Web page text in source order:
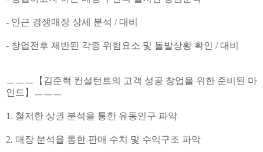
- 인근 경쟁매장 상세 분석 / 대비
- 창업전후 제반된 각종 위험요소 및 돌발상황 확인 / 대비
ㅡㅡㅡ【김준혁 컨설턴트의 고객 성공 창업을 위한 준비된 마
인드】ㅡㅡㅡ
1. 철저한 상권 분석을 통한 유동인구 파악
2. 매장 분석을 통한 판매 수치 및 수익구조 파악